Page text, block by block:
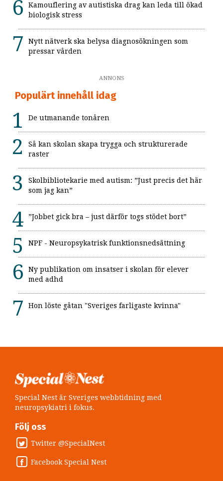
Kamouflering av autistiska drag kan leda till ökad
biologisk stress
Nytt nätverk ska belysa diagnosökningen som
pressar vården
ANNONS
Populärt innehåll idag
De utmanande tonåren
Så kan skolan skapa trygga och strukturerade
raster
Skolbibliotekarie med autism: ”Just precis det här
som jag kan”
”Jobbet gick bra – just därför togs stödet bort”
NPF - Neuropsykatrisk funktionsnedsättning
Ny publikation om insatser i skolan för elever
med adhd
Hon löste gåtan "Sveriges farligaste kvinna"
Special Nest är Sveriges webbtidning med
neuropsykiatri i fokus.
Följ oss
Twitter @SpecialNest
Facebook Special Nest